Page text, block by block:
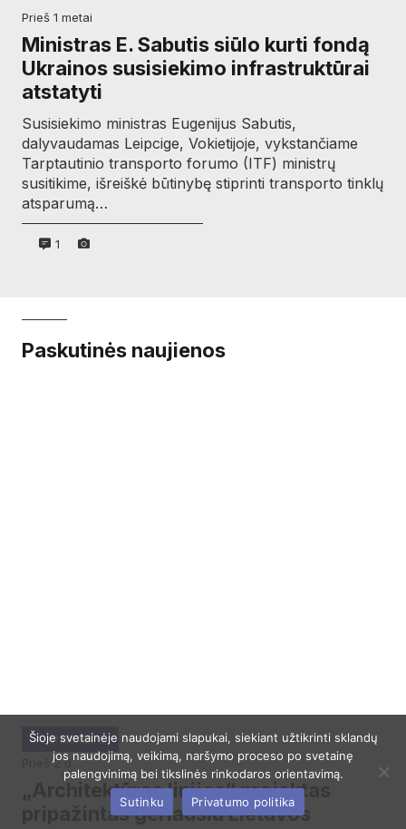
prieš 1 metai
Ministras E. Sabutis siūlo kurti fondą
Ukrainos susisiekimo infrastruktūrai
atstatyti
Susisiekimo ministras Eugenijus Sabutis,
dalyvaudamas Leipcige, Vokietijoje, vykstančiame
Tarptautinio transporto forumo (ITF) ministrų
susitikime, išreiškė būtinybę stiprinti transporto tinklų
atsparumą…
1
Paskutinės naujienos
Architektūra
prieš 2 d.
„Architektūros linijos“ projektas
pripažintas geriausiu Lietuvos
Šioje svetainėje naudojami slapukai, siekiant užtikrinti sklandų
jos naudojimą, veikimą, naršymo proceso po svetainę
palengvinimą bei tikslinės rinkodaros orientavimą.
Sutinku
Privatumo politika